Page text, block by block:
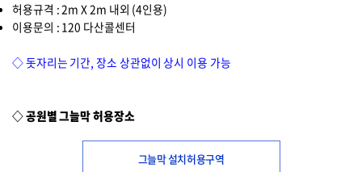
허용규격 : 2m X 2m 내외 (4인용)
이용문의 : 120 다산콜센터
◇ 돗자리는 기간, 장소 상관없이 상시 이용 가능
◇ 공원별 그늘막 허용장소
그늘막 설치허용구역